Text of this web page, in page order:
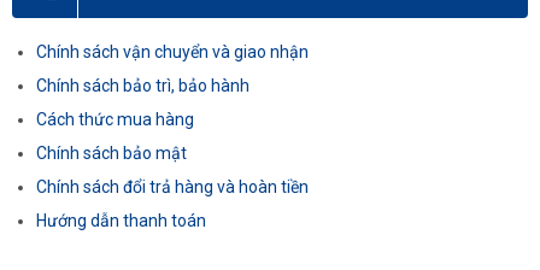
Chính sách vận chuyển và giao nhận
Chính sách bảo trì, bảo hành
Cách thức mua hàng
Chính sách bảo mật
Chính sách đổi trả hàng và hoàn tiền
Hướng dẫn thanh toán